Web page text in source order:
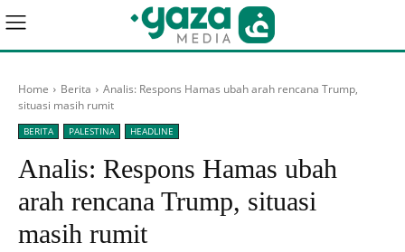
Home Berita
Analis: Respons Hamas ubah arah rencana Trump,
situasi masih rumit
BERITA PALESTINA HEADLINE
Analis: Respons Hamas ubah
arah rencana Trump, situasi
masih rumit